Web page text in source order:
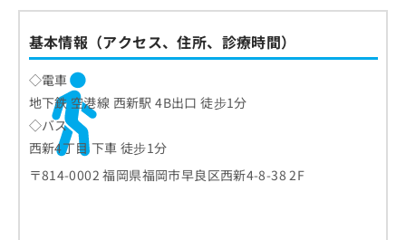
基本情報（アクセス、住所、診療時間）
◇電車
地下鉄 空港線 西新駅 4B出口 徒步1分
◇バス
西新4丁目 下車 徒步1分
〒814-0002 福岡県福岡市早良区西新4-8-38 2F